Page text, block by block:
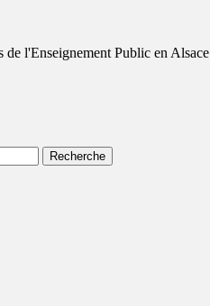
de l'Enseignement Public en Alsace